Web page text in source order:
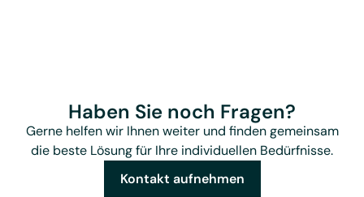
Haben Sie noch Fragen?
Gerne helfen wir Ihnen weiter und finden gemeinsam
die beste Lösung für Ihre individuellen Bedürfnisse.
Kontakt aufnehmen